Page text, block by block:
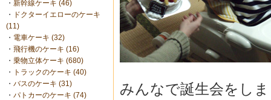
・ 新幹線ケーキ (46)
・
ドクターイエローのケーキ
(11)
・ 電車ケーキ (32)
・ 飛行機のケーキ (16)
・ 乗物立体ケーキ (680)
・
トラックのケーキ (40)
・ バスのケーキ (31)
・ パトカーのケーキ (74)
みんなで誕生会をし